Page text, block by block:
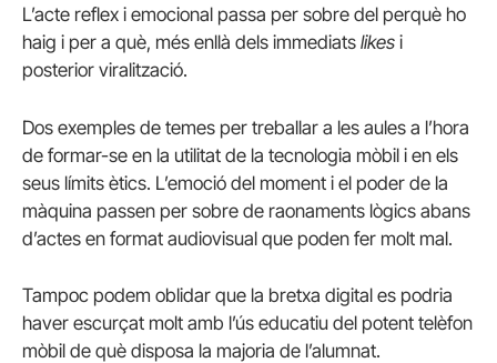
L’acte reflex i emocional passa per sobre del perquè ho
haig i per a què, més enllà dels immediats likes i
posterior viralització.
Dos exemples de temes per treballar a les aules a l’hora
de formar-se en la utilitat de la tecnologia mòbil i en els
seus límits ètics. L’emoció del moment i el poder de la
màquina passen per sobre de raonaments lògics abans
d’actes en format audiovisual que poden fer molt mal.
Tampoc podem oblidar que la bretxa digital es podria
haver escurçat molt amb l’ús educatiu del potent telèfon
mòbil de què disposa la majoria de l’alumnat.